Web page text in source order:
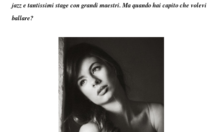
jazz e tantissimi stage con grandi maestri. Ma quando hai capito che volevi
ballare?